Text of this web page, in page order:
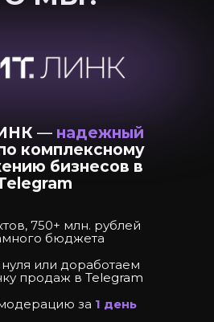
разместить рекламу в
выгоды? Telegram
— надежный
комплексному
бизнесов в
750+ млн. рублей
бюджета
или доработаем
продаж в Telegram
за 1 день